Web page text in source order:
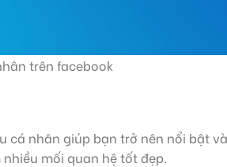
trên facebook
cá nhân giúp bạn trở nên nổi bật
mối quan hệ tốt đẹp.